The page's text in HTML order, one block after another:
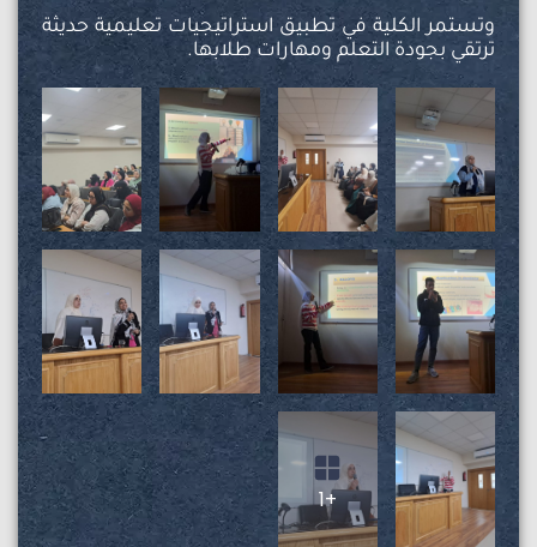
وتستمر الكلية في تطبيق استراتيجيات تعليمية حديثة
ترتقي بجودة التعلم ومهارات طلابها.
+1